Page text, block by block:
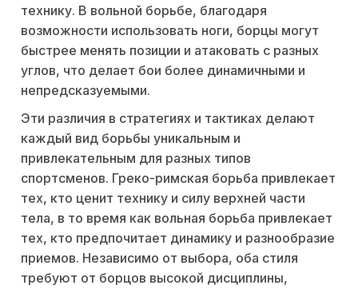
технику. В вольной борьбе, благодаря
возможности использовать ноги, борцы могут
быстрее менять позиции и атаковать с разных
углов, что делает бои более динамичными и
непредсказуемыми.
Эти различия в стратегиях и тактиках делают
каждый вид борьбы уникальным и
привлекательным для разных типов
спортсменов. Греко-римская борьба привлекает
тех, кто ценит технику и силу верхней части
тела, в то время как вольная борьба привлекает
тех, кто предпочитает динамику и разнообразие
приемов. Независимо от выбора, оба стиля
требуют от борцов высокой дисциплины,